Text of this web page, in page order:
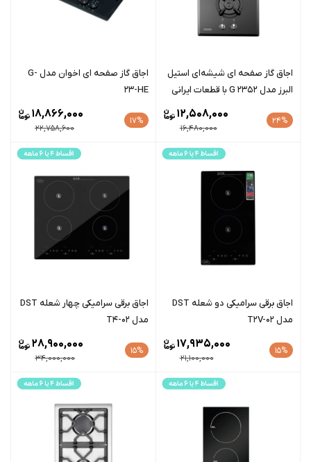
اجاق گاز صفحه ای شیشه‌ای استیل
البرز مدل G 2352 با قطعات ایرانی
24%
16,480,000
12,508,000
اجاق گاز صفحه ای اخوان مدل G-
23-HE
17%
22,758,600
18,866,000
اجاق برقی سرامیکی دو شعله DST
مدل T2V-02
15%
21,100,000
17,935,000
اجاق برقی سرامیکی چهار شعله DST
مدل T4-02
15%
34,000,000
28,900,000